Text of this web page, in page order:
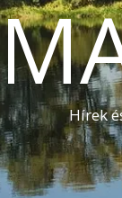
Hírek